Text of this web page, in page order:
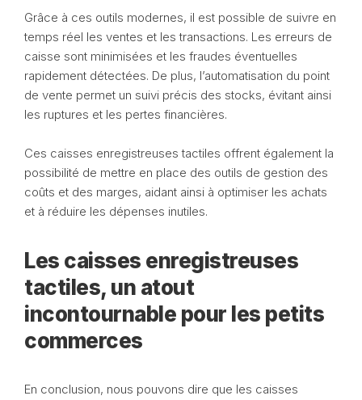
Grâce à ces outils modernes, il est possible de suivre en
temps réel les ventes et les transactions. Les erreurs de
caisse sont minimisées et les fraudes éventuelles
rapidement détectées. De plus, l’automatisation du point
de vente permet un suivi précis des stocks, évitant ainsi
les ruptures et les pertes financières.
Ces caisses enregistreuses tactiles offrent également la
possibilité de mettre en place des outils de gestion des
coûts et des marges, aidant ainsi à optimiser les achats
et à réduire les dépenses inutiles.
Les caisses enregistreuses
tactiles, un atout
incontournable pour les petits
commerces
En conclusion, nous pouvons dire que les caisses